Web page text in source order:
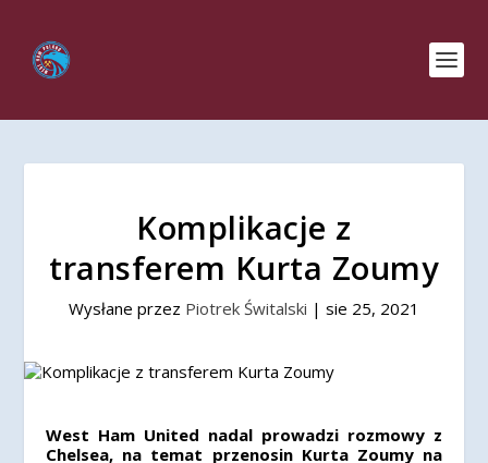
Komplikacje z
transferem Kurta Zoumy
Wysłane przez Piotrek Świtalski | sie 25, 2021
West Ham United nadal prowadzi rozmowy z
Chelsea, na temat przenosin Kurta Zoumy na